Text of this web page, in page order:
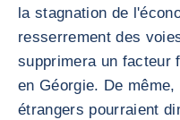
la stagnation de
resserrement des
supprimera un facteur
en Géorgie. De
étrangers pourraient